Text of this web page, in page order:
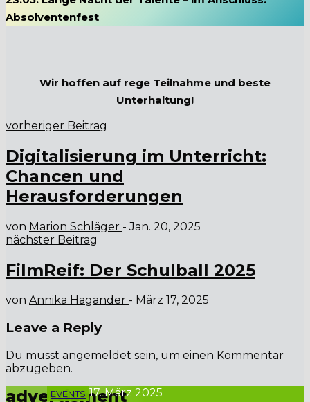
Absolventenfest
Wir hoffen auf rege Teilnahme und beste
Unterhaltung!
vorheriger Beitrag
Digitalisierung im Unterricht:
Chancen und
Herausforderungen
von Marion Schläger -Jan. 20, 2025
nächster Beitrag
FilmReif: Der Schulball 2025
von Annika Hagander - März 17, 2025
Leave a Reply
Du musst angemeldet sein, um einen Kommentar
abzugeben.
advertisment
EVENTS 17. März 2025